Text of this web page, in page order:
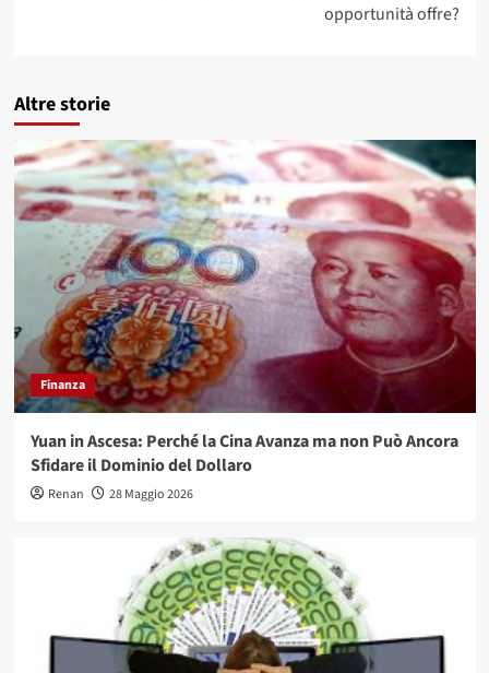
opportunità offre?
Altre storie
Finanza
Yuan in Ascesa: Perché la Cina Avanza ma non Può Ancora
Sfidare il Dominio del Dollaro
Renan 28 Maggio 2026